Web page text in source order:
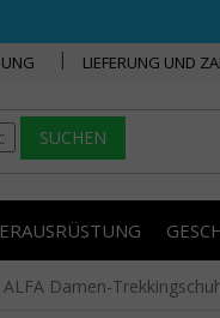
LIEFERUNG UND
SUCHEN
ALFA Damen-